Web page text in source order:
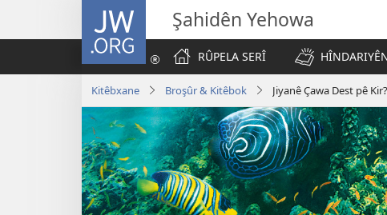
JW.ORG Şahidên Yehowa
RÛPELA SERÎ
Kitêbxane Broşûr & Kitêbok Jiyanê Çawa Dest pê Kir?